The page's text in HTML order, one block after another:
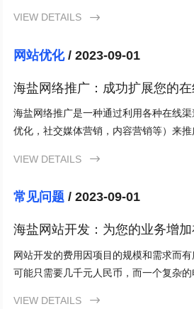
VIEW DETAILS 
网站优化 / 2023-09-01
海盐网络推广：成功扩展您的
海盐网络推广是一种通过利用各种在线
优化，社交媒体营销，内容营销等）来
目标受众，促进销售增长并增加客户留存
VIEW DETAILS 
常见问题 / 2023-09-01
海盐网站开发：为您的业务增
网站开发的费用因项目的规模和需求而
可能只需要几千元人民币，而一个复杂的
VIEW DETAILS 